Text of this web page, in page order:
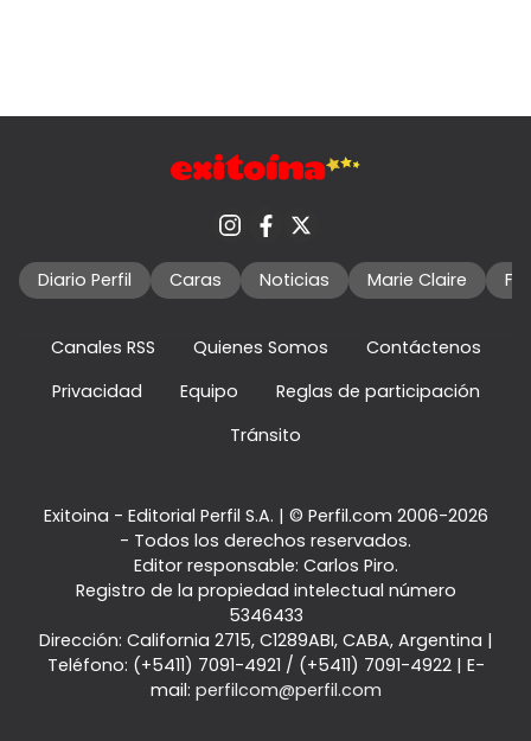
Diario Perfil Caras Noticias Marie Claire
Canales RSS Quienes Somos
Contáctenos
Privacidad
Equipo
Reglas de participación
Tránsito
Exitoina - Editorial Perfil S.A. | © Perfil.com 2006-2026
- Todos los derechos reservados.
Editor responsable: Carlos Piro.
Registro de la propiedad intelectual número
5346433
Dirección: California 2715, C1289ABI, CABA, Argentina |
Teléfono: (+5411) 7091-4921 / (+5411) 7091-4922| E-
mail: perfilcom@perfil.com